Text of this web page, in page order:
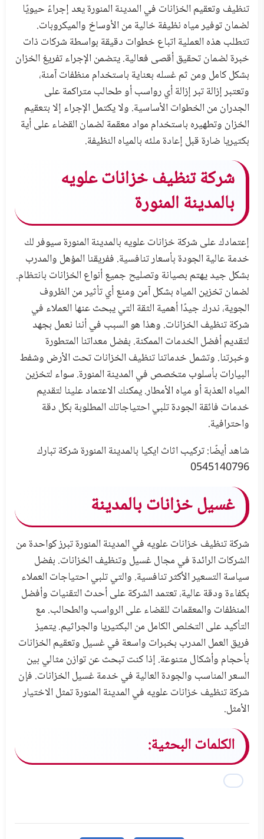
تنظيف وتعقيم الخزانات في المدينة المنورة يعد إجراءً حيويًا
لضمان توفير مياه نظيفة خالية من الأوساخ والميكروبات.
تتطلب هذه العملية اتباع خطوات دقيقة بواسطة شركات ذات
خبرة لضمان تحقيق أقصى فعالية. يتضمن الإجراء تفريغ الخزان
بشكل كامل ومن ثم غسله بعناية باستخدام منظفات آمنة،
وتعتبر إزالة تبر إزالة أي رواسب أو طحالب متراكمة على
الجدران من الخطوات الأساسية. ولا يكتمل الإجراء إلا بتعقيم
الخزان وتطهيره باستخدام مواد معقمة لضمان القضاء على أية
بكتيريا ضارة قبل إعادة ملئه بالمياه النظيفة.
شركة تنظيف خزانات علويه
بالمدينة المنورة
إعتمادك على شركة خزانات علويه بالمدينة المنورة سيوفر لك
خدمة عالية الجودة بأسعار تنافسية. ففريقنا المؤهل والمدرب
بشكل جيد يهتم بصيانة وتصليح جميع أنواع الخزانات بانتظام.
لضمان تخزين المياه بشكل آمن ومنع أي تأثير من الظروف
الجوية، ندرك جيدًا أهمية الثقة التي يبحث عنها العملاء في
شركة تنظيف الخزانات. وهذا هو السبب في أننا نعمل بجهد
لتقديم أفضل الخدمات الممكنة. بفضل معداتنا المتطورة
وخبرتنا. وتشمل خدماتنا تنظيف الخزانات تحت الأرض وشفط
البيارات بأسلوب متخصص في المدينة المنورة. سواء لتخزين
المياه العذبة أو مياه الأمطار. يمكنك الاعتماد علينا لتقديم
خدمات فائقة الجودة تلبي احتياجاتك المطلوبة بكل دقة
واحترافية.
شاهد أيضًا:تركيب اثاث ايكيا بالمدينة المنورة شركة تبارك
0545140796
غسيل خزانات بالمدينة
شركة تنظيف خزانات علويه في المدينة المنورة تبرز كواحدة من
الشركات الرائدة في مجال غسيل وتنظيف الخزانات. بفضل
سياسة التسعير الأكثر تنافسية. والتي تلبي احتياجات العملاء
بكفاءة ودقة عالية، تعتمد الشركة على أحدث التقنيات وأفضل
المنظفات والمعقمات للقضاء على الرواسب والطحالب. مع
التأكيد على التخلص الكامل من البكتيريا والجراثيم. يتميز
فريق العمل المدرب بخبرات واسعة في غسيل وتعقيم الخزانات
بأحجام وأشكال متنوعة. إذا كنت تبحث عن توازن مثالي بين
السعر المناسب والجودة العالية في خدمة غسيل الخزانات. فإن
شركة تنظيف خزانات علويه في المدينة المنورة تمثل الاختيار
الأمثل.
الكلمات البحثية: